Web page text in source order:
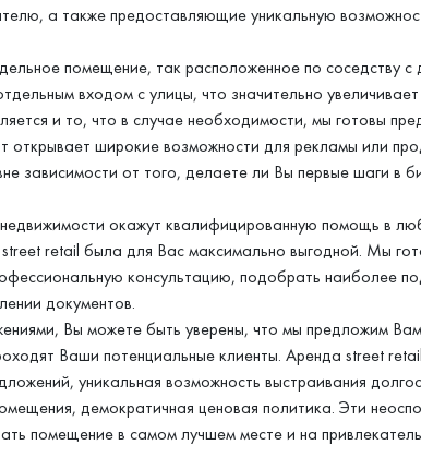
а также предоставляющие уникальную
помещение, так расположенное по соседству с
входом с улицы, что значительно
и то, что в случае необходимости, мы готовы
открывает широкие возможности для рекламы или
зависимости от того, делаете ли Вы первые шаги в
окажут квалифицированную помощь в
retail была для Вас максимально выгодной. Мы
консультацию, подобрать наиболее
документов.
Вы можете быть уверены, что мы предложим
Ваши потенциальные клиенты. Аренда street
уникальная возможность выстраивания
демократичная ценовая политика. Эти
помещение в самом лучшем месте и на